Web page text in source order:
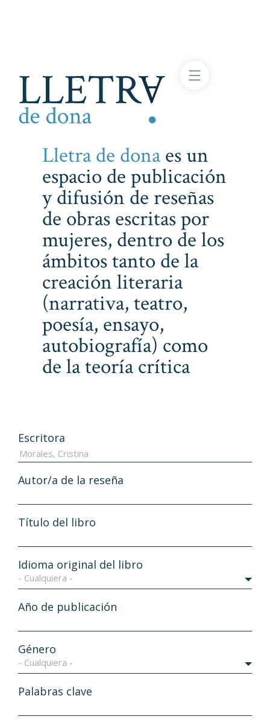
Lletra de donaes un
espacio de publicación
y difusión de reseñas
de obras escritas por
mujeres, dentro de los
ámbitos tanto de la
creación literaria
(narrativa, teatro,
poesía, ensayo,
autobiografía) como
de la teoría crítica
Escritora
Autor/a de la reseña
Título del libro
Idioma original del libro
- Cualquiera -
Año de publicación
Género
- Cualquiera -
Palabras clave